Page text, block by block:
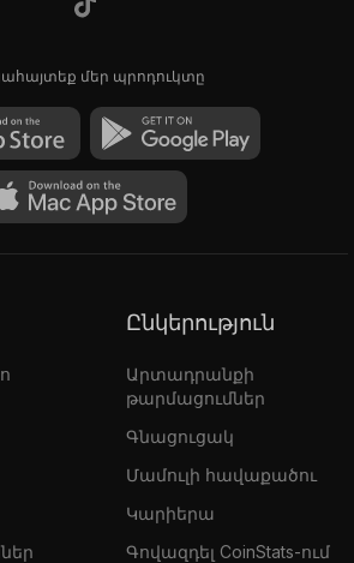
մեր պրոդուկտը
Ընկերություն
Արտադրանքի
թարմացումներ
Գնացուցակ
Մամուլի հավաքածու
Կարիերա
Գովազդել CoinStats-ում